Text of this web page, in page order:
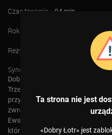
Ta strona nie jest
«Dobry Łotr» jest
Czas trwania : 94 min
Rok :
Reżyser :
Synopsis :
Dobry Łotr to epicka opowieść,
Trzech Mędrców i ich
przy betlejemskim żłóbku. W
zwrotów życiu młodzieniec
Ewangelii postacie, w tym
która niechybnie zmierza na